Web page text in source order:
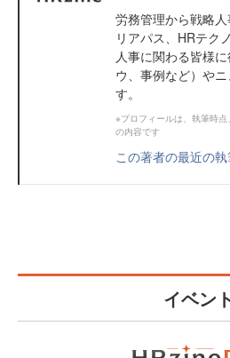
労務管理から戦略
リアパス、HRテク
人事に関わる皆様
ウ、事例など）や
す。
※プロフィールは、執筆時
の内容です
この著者の最近の
イベント